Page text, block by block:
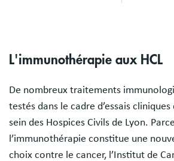
L'immunothérapie aux HCL
De nombreux traitements
testés dans le cadre d’essais
sein des Hospices Civils de Lyon.
l’immunothérapie constitue une
choix contre le cancer, l’Institut de